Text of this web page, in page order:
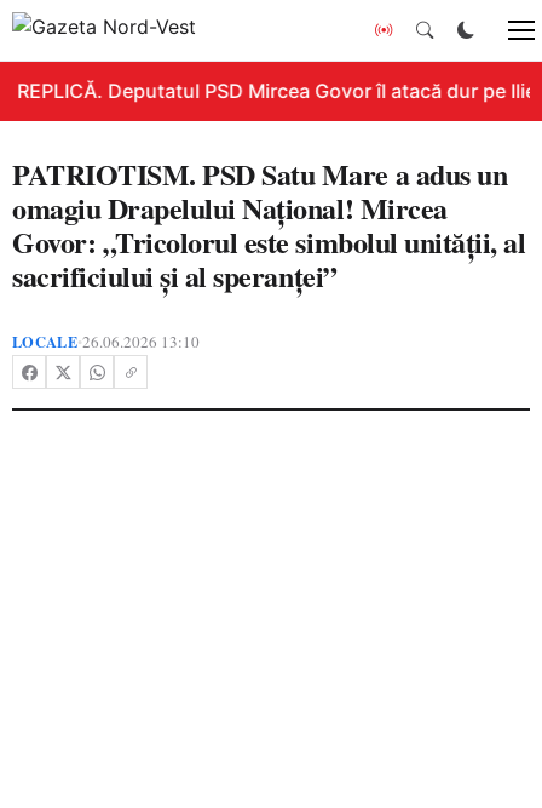
REPLICĂ. Deputatul PSD Mircea Govor îl atacă dur pe
PATRIOTISM. PSD Satu Mare a adus un
omagiu Drapelului Național! Mircea
Govor: „Tricolorul este simbolul unității, al
sacrificiului și al speranței”
LOCALE•26.06.2026 13:10